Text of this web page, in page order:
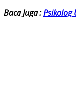
Baca Juga :Psikolog